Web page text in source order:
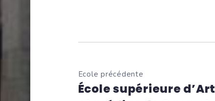
Ecole précédente
École supérieure d’Art